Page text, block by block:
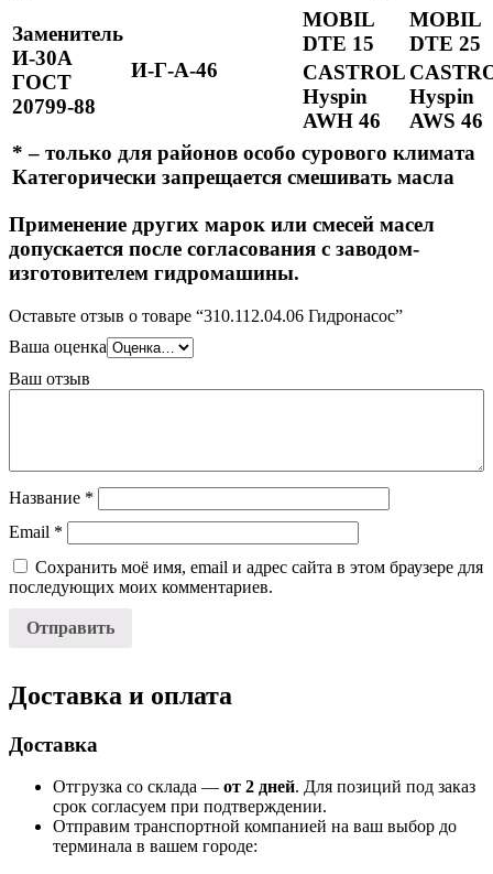
Заменитель
И-30А
ГОСТ
20799-88
И-Г-А-46
MOBIL
DTE 15
MOBIL
DTE 25
CASTROL
Hyspin
AWH 46
Hyspin
AWS 46
* – только для районов особо сурового климата
Категорически запрещается смешивать масла
Применение других марок или смесей масел
допускается после согласования с заводом-
изготовителем гидромашины.
Оставьте отзыв о товаре “310.112.04.06 Гидронасос”
Ваша оценка
Ваш отзыв
Название *
Email *
Сохранить моё имя, email и адрес сайта в этом браузере для
последующих моих комментариев.
Доставка и оплата
Доставка
Отгрузка со склада — от 2 дней. Для позиций под заказ
срок согласуем при подтверждении.
Отправим транспортной компанией на ваш выбор до
терминала в вашем городе: